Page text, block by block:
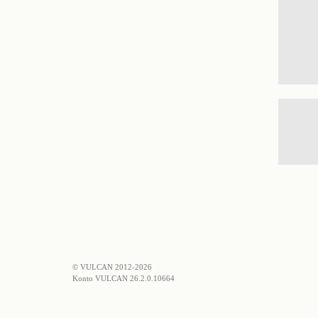
© VULCAN 2012-2026
Konto VULCAN 26.2.0.10664